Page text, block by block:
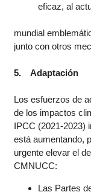
eficaz, al
mundial
junto con otros
5. Adaptación
Los esfuerzos de
de los impactos
IPCC (2021-2023)
está aumentando,
urgente elevar el
CMNUCC:
Las Partes